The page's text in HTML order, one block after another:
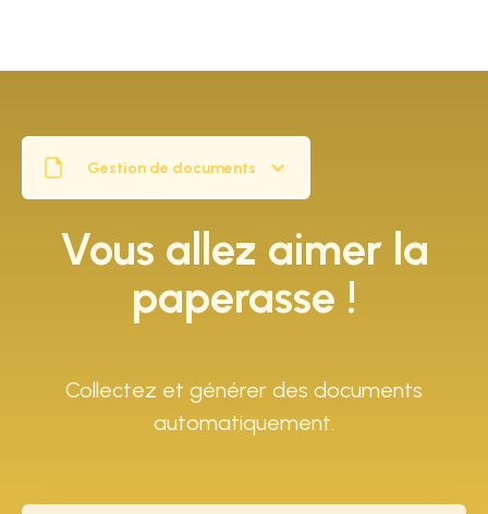
Gestion de documents
Vous allez aimer la
paperasse !
Collectez et générer des documents
automatiquement.